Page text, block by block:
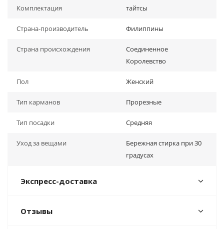
Комплектация тайтсы
Страна-производитель Филиппины
Страна происхождения
Соединенное
Королевство
Пол Женский
Тип карманов Прорезные
Тип посадки Средняя
Уход за вещами
Бережная стирка при 30
градусах
Экспресс-доставка
Отзывы